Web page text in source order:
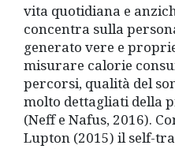
vita quotidiana e
concentra sulla
generato vere e
misurare calorie
percorsi, qualità del
molto dettagliati della
(Neff e Nafus, 2016).
Lupton (2015) il self-